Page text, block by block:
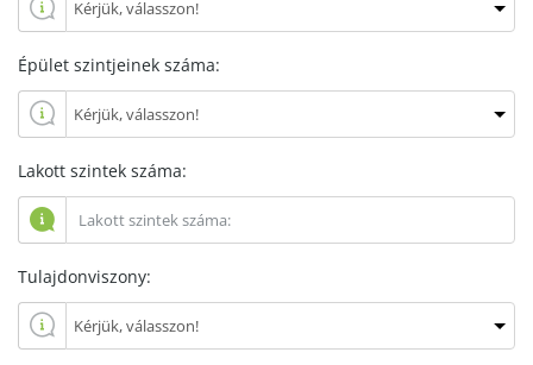
Épület szintjeinek száma:
Lakott szintek száma:
Tulajdonviszony: